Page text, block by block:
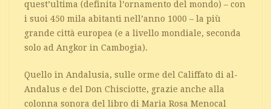
quest’ultima (definita l’ornamento del mondo) – con
i suoi 450 mila abitanti nell’anno 1000 – la più
grande città europea (e a livello mondiale, seconda
solo ad Angkor in Cambogia).
Quello in Andalusia, sulle orme del Califfato di al-
Andalus e del Don Chisciotte, grazie anche alla
colonna sonora del libro di Maria Rosa Menocal